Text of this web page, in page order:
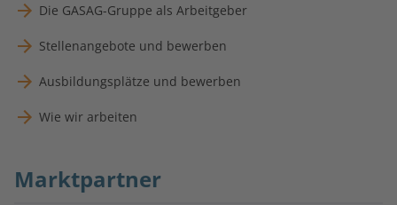
Die GASAG-Gruppe als Arbeitgeber
Stellenangebote und bewerben
Ausbildungsplätze und bewerben
Wie wir arbeiten
Marktpartner